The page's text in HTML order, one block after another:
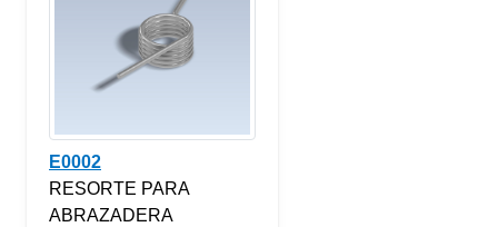
E0002
RESORTE PARA
ABRAZADERA